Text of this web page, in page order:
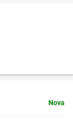
Nova